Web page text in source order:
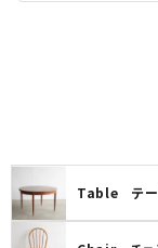
Table テー